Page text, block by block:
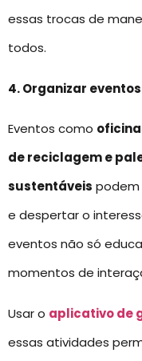
essas trocas de
todos.
4. Organizar
Eventos como
de reciclagem e
sustentáveis podem
e despertar o
eventos não só
momentos de
Usar o aplicativo de
essas atividades